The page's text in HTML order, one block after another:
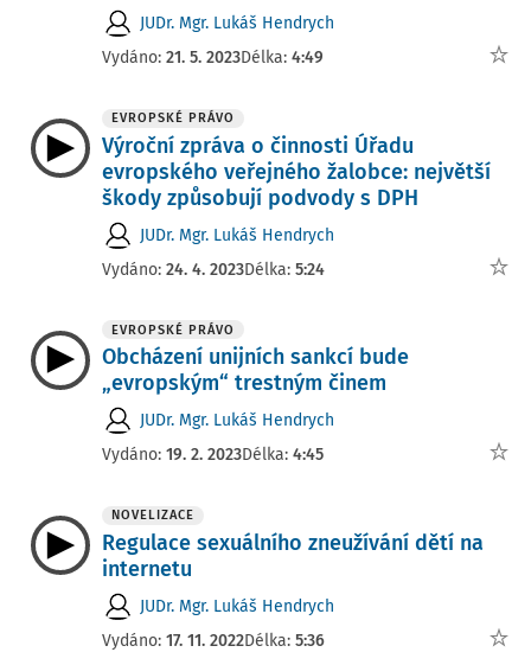
JUDr. Mgr. Lukáš Hendrych
Vydáno: 21. 5. 2023Délka: 4:49
EVROPSKÉ PRÁVO
Výroční zpráva o činnosti Úřadu
evropského veřejného žalobce: největší
škody způsobují podvody s DPH
JUDr. Mgr. Lukáš Hendrych
Vydáno: 24. 4. 2023Délka: 5:24
EVROPSKÉ PRÁVO
Obcházení unijních sankcí bude
„evropským“ trestným činem
JUDr. Mgr. Lukáš Hendrych
Vydáno: 19. 2. 2023Délka: 4:45
NOVELIZACE
Regulace sexuálního zneužívání dětí na
internetu
JUDr. Mgr. Lukáš Hendrych
Vydáno: 17. 11. 2022Délka: 5:36